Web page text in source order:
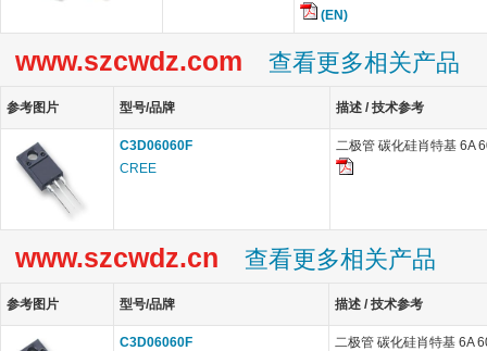
(EN)
www.szcwdz.com 查看更多相关产品
参考图片 型号/品牌 描述 / 技术参考
C3D06060F
CREE
二极管 碳化硅肖特基 6A
www.szcwdz.cn 查看更多相关产品
参考图片 型号/品牌 描述 / 技术参考
C3D06060F
二极管 碳化硅肖特基 6A